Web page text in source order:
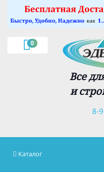
0
Все
и
8-
Каталог